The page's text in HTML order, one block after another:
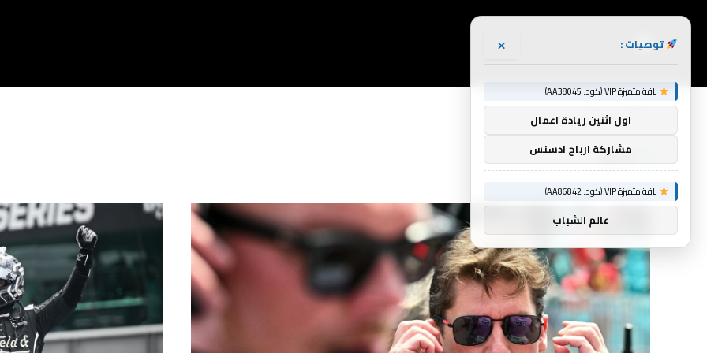
الرئيسية » فريق
فريق
توصيات : ×
باقة متميزة VIP (كود: AA38045):
اول اثنين ريادة اعمال
مشاركة ارباح ادسنس
باقة متميزة VIP (كود: AA86842):
عالم الشباب